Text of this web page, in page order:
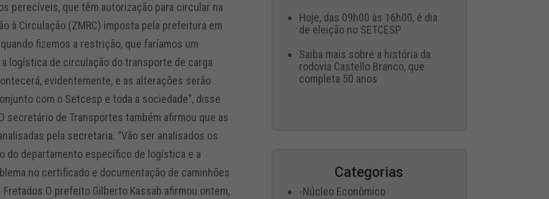
perecíveis, que têm autorização para circular na
à Circulação (ZMRC) imposta pela prefeitura em
fizemos a restrição, que faríamos um
logística de circulação do transporte de carga
evidentemente, e as alterações serão
com o Setcesp e toda a sociedade“, disse
secretário de Transportes também afirmou que as
pela secretaria. “Vão ser analisados os
do departamento específico de logística e a
no certificado e documentação de caminhões
O prefeito Gilberto Kassab afirmou ontem,
Hoje, das 09h00 às 16h00, é dia
de eleição no SETCESP
Saiba mais sobre a história da
rodovia Castello Branco, que
completa 50 anos
Categorias
-Núcleo Econômico